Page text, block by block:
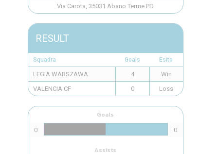
Via Carota, 35031 Abano Terme PD
RESULT
Squadra Goals Esito
LEGIA WARSZAWA 4
Win
VALENCIA CF
0 Loss
Goals
0 0
Assists